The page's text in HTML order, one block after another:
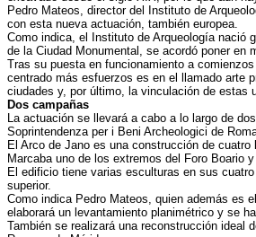
Pedro Mateos, director del Instituto de
con esta nueva actuación, también europea.
Como indica, el Instituto de Arqueología nació
de la Ciudad Monumental, se acordó poner en
Tras su puesta en funcionamiento a
centrado más esfuerzos es en el llamado arte
ciudades y, por último, la vinculación de estas
Dos campañas
La actuación se llevará a cabo a lo largo de
Soprintendenza per i Beni Archeologici de
El Arco de Jano es una construcción de
Marcaba uno de los extremos del Foro Boario
El edificio tiene varias esculturas en sus
superior.
Como indica Pedro Mateos, quien además es
elaborará un levantamiento planimétrico y se
También se realizará una reconstrucción ideal